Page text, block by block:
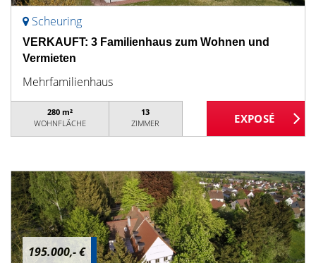
Scheuring
VERKAUFT: 3 Familienhaus zum Wohnen und
Vermieten
Mehrfamilienhaus
280 m²
WOHNFLÄCHE
13
ZIMMER
195.000,- €